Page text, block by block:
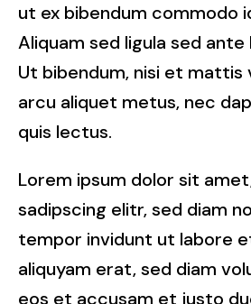
ut ex bibendum commodo
Aliquam sed ligula sed
Ut bibendum, nisi et mattis
arcu aliquet metus, nec
quis lectus.
Lorem ipsum dolor sit
sadipscing elitr, sed diam
tempor invidunt ut labore
aliquyam erat, sed diam
eos et accusam et justo